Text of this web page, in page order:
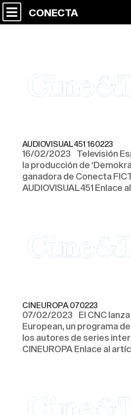
CONECTA
AUDIOVISUAL451 160223
16/02/2023 Televisión
la producción de
ganadora de Conecta
AUDIOVISUAL451 Enlace
CINEUROPA 070223
07/02/2023 El CNC lanza
European, un programa
los autores de series
CINEUROPA Enlace al